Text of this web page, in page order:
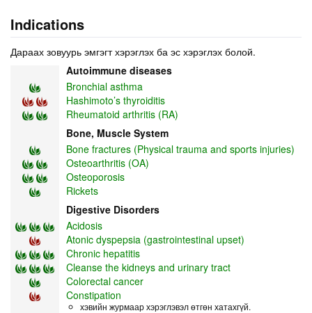
Indications
Дараах зовуурь эмгэгт хэрэглэх ба эс хэрэглэх болой.
Autoimmune diseases
Bronchial asthma
Hashimoto’s thyroiditis
Rheumatoid arthritis (RA)
Bone, Muscle System
Bone fractures (Physical trauma and sports injuries)
Osteoarthritis (OA)
Osteoporosis
Rickets
Digestive Disorders
Acidosis
Atonic dyspepsia (gastrointestinal upset)
Chronic hepatitis
Cleanse the kidneys and urinary tract
Colorectal cancer
Constipation
хэвийн журмаар хэрэглэвэл өтгөн хатахгүй.